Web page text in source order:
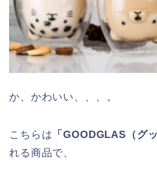
か、かわいい、、、。
こちらは 「GOODGLAS（グ
れる商品で、